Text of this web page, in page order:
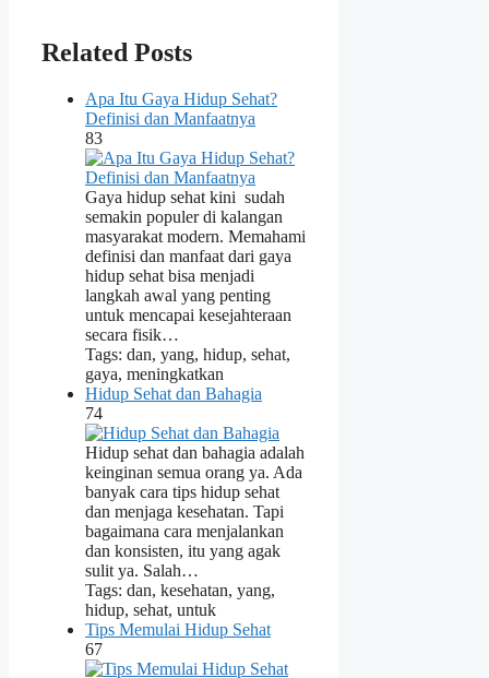
Related Posts
Apa Itu Gaya Hidup Sehat?
Definisi dan Manfaatnya
83
Gaya hidup sehat kini sudah
semakin populer di kalangan
masyarakat modern. Memahami
definisi dan manfaat dari gaya
hidup sehat bisa menjadi
langkah awal yang penting
untuk mencapai kesejahteraan
secara fisik…
Tags: dan, yang, hidup, sehat,
gaya, meningkatkan
Hidup Sehat dan Bahagia
74
Hidup sehat dan bahagia adalah
keinginan semua orang ya. Ada
banyak cara tips hidup sehat
dan menjaga kesehatan. Tapi
bagaimana cara menjalankan
dan konsisten, itu yang agak
sulit ya. Salah…
Tags: dan, kesehatan, yang,
hidup, sehat, untuk
Tips Memulai Hidup Sehat
67